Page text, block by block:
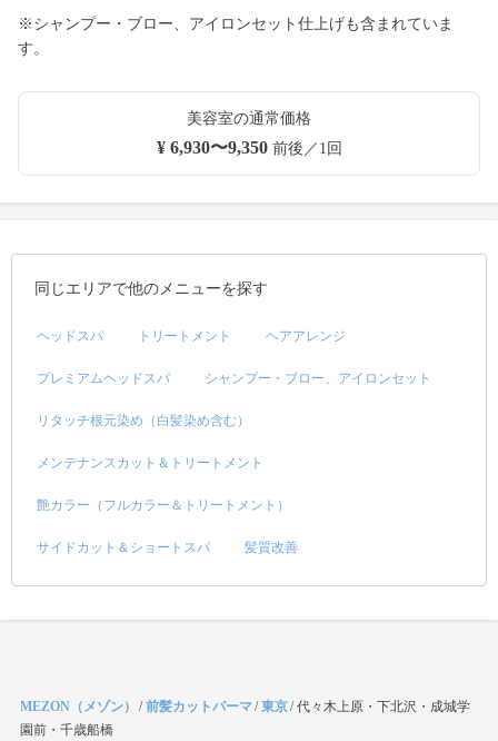
※シャンプー・ブロー、アイロンセット仕上げも含まれていま
す。
美容室の通常価格
¥ 6,930〜9,350前後／1回
同じエリアで他のメニューを探す
ヘッドスパ トリートメント ヘアアレンジ
プレミアムヘッドスパ シャンプー・ブロー、アイロンセット
リタッチ根元染め（白髪染め含む）
メンテナンスカット＆トリートメント
艶カラー（フルカラー＆トリートメント）
サイドカット＆ショートスパ 髪質改善
MEZON（メゾン） /前髪カットパーマ/東京/代々木上原・下北沢・成城学
園前・千歳船橋